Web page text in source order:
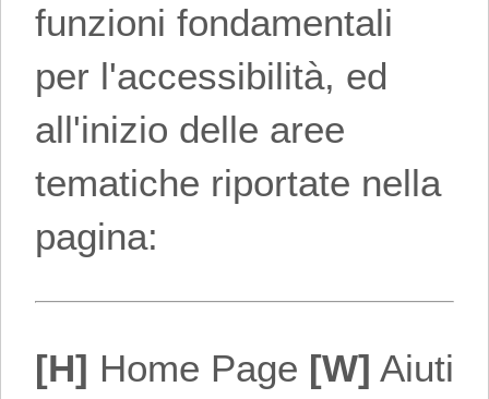
funzioni fondamentali
per l'accessibilità, ed
all'inizio delle aree
tematiche riportate nella
pagina:
[H] Home Page [W] Aiuti